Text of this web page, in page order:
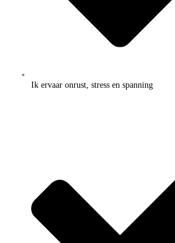
Ik ervaar onrust, stress en spanning